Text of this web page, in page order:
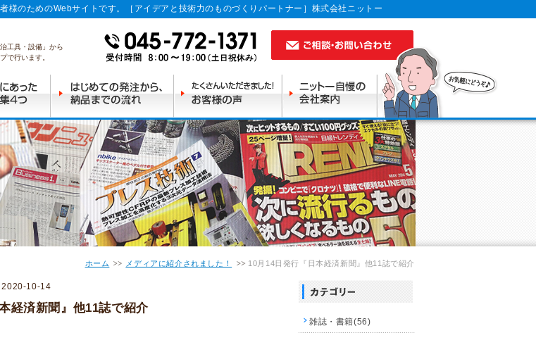
様のためのWebサイトです。［アイデアと技術力のものづくりパートナー］株式会社ニットー
工具・設備」から
で行います。
ホーム メディアに紹介されました！ 10月14日発行『日本経済新聞』他11誌で紹介
2020-10-14
経済新聞』他11誌で紹介
雑誌・書籍(56)